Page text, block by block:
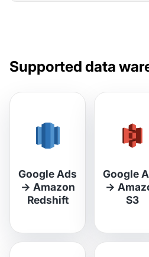
Supported data
Google Ads
→ Amazon
Redshift
Google
→
S3